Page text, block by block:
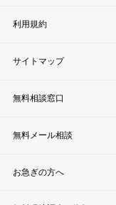
利用規約
サイトマップ
無料相談窓口
無料メール相談
お急ぎの方へ